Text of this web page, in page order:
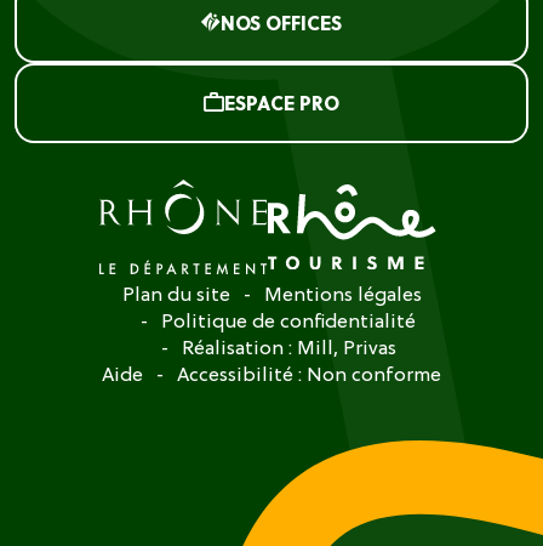
NOS OFFICES
ESPACE PRO
Plan du site
Mentions légales
Politique de confidentialité
Réalisation : Mill, Privas
Aide
Accessibilité : Non conforme